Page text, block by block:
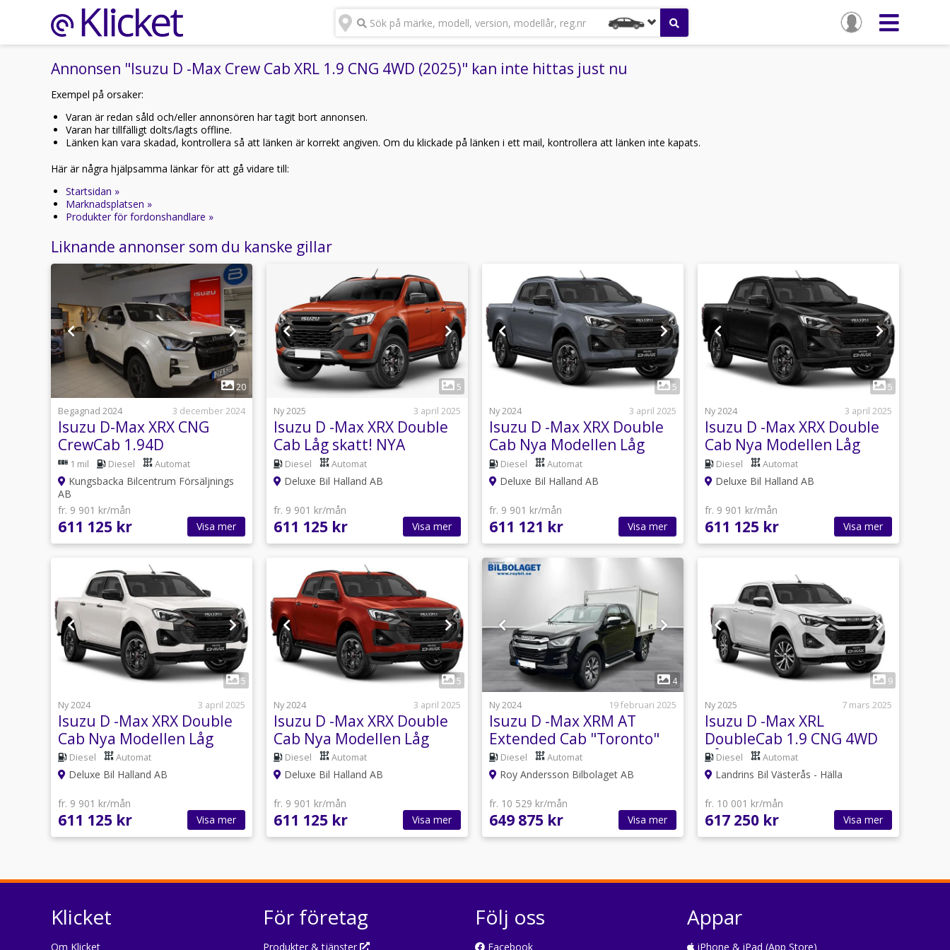
Sök på märke, modell, version, modellår, reg.nr
Annonsen "Isuzu D -Max Crew Cab XRL 1.9 CNG 4WD (2025)" kan inte hittas just nu
Exempel på orsaker:
Varan är redan såld och/eller annonsören har tagit bort annonsen.
Varan har tillfälligt dolts/lagts offline.
Länken kan vara skadad, kontrollera så att länken är korrekt angiven. Om du klickade på länken i ett mail, kontrollera att länken inte kapats.
Här är några hjälpsamma länkar för att gå vidare till:
Startsidan »
Marknadsplatsen »
Produkter för fordonshandlare »
Liknande annonser som du kanske gillar
1
20
Begagnad 2024
3 december 2024
Isuzu D-Max XRX CNG
CrewCab 1.94D
AUT,Värmare,Drag,Facelift
1 mil Diesel Automat
Kungsbacka Bilcentrum Försäljnings
AB
fr. 9 901 kr/mån
611 125 kr Visa mer
1
5
Ny 2025
3 april 2025
Isuzu D -Max XRX Double
Cab Låg skatt! NYA
MODELLEN OMG LEV
Diesel Automat
Deluxe Bil Halland AB
fr. 9 901 kr/mån
611 125 kr Visa mer
1
5
Ny 2024
3 april 2025
Isuzu D -Max XRX Double
Cab Nya Modellen Låg
Skatt OMG LEV
Diesel Automat
Deluxe Bil Halland AB
fr. 9 901 kr/mån
611 121 kr Visa mer
1
5
Ny 2024
3 april 2025
Isuzu D -Max XRX Double
Cab Nya Modellen Låg
Skatt OMG LEV
Diesel Automat
Deluxe Bil Halland AB
fr. 9 901 kr/mån
611 125 kr Visa mer
1
5
Ny 2024
3 april 2025
Isuzu D -Max XRX Double
Cab Nya Modellen Låg
Skatt OMG LEV
Diesel Automat
Deluxe Bil Halland AB
fr. 9 901 kr/mån
611 125 kr Visa mer
1
5
Ny 2024
3 april 2025
Isuzu D -Max XRX Double
Cab Nya Modellen Låg
Skatt OMG LEV
Diesel Automat
Deluxe Bil Halland AB
fr. 9 901 kr/mån
611 125 kr Visa mer
1
4
Ny 2024
19 februari 2025
Isuzu D -Max XRM AT
Extended Cab "Toronto"
Luftfjädring
Diesel Automat
Roy Andersson Bilbolaget AB
fr. 10 529 kr/mån
649 875 kr Visa mer
1
9
Ny 2025
7 mars 2025
Isuzu D -Max XRL
DoubleCab 1.9 CNG 4WD
LÅG SKATT FACELIFT
Diesel Automat
Landrins Bil Västerås - Hälla
fr. 10 001 kr/mån
617 250 kr Visa mer
Klicket
Om Klicket
För företag
Produkter & tjänster
Följ oss
Facebook
Appar
iPhone & iPad (App Store)